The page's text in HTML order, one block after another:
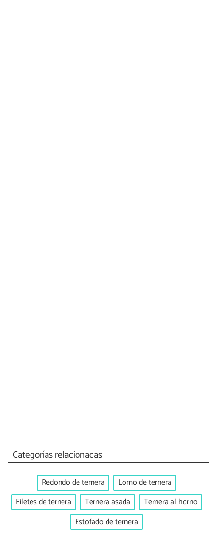
Categorías relacionadas
Redondo de ternera
Lomo de ternera
Filetes de ternera
Ternera asada
Ternera al horno
Estofado de ternera